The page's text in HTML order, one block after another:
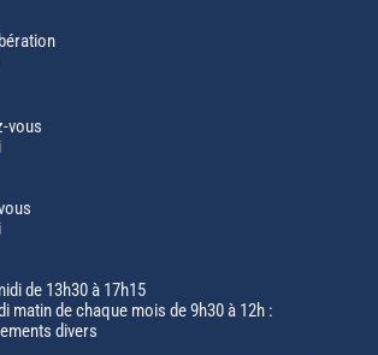
vous
de 13h30 à 17h15
matin de chaque mois de 9h30 à 12h :
divers